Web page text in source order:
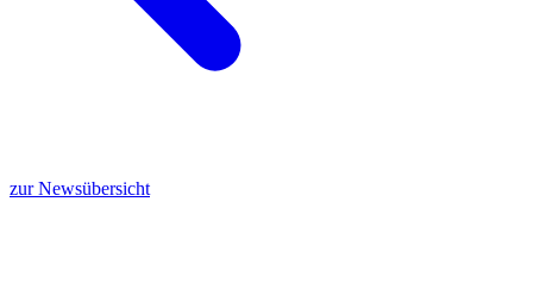
zur Newsübersicht